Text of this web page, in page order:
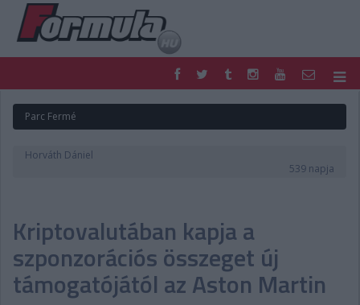
FORMULA
MOTOR
NEMZETKÖZI
DIGITÁLIS MAGAZIN
PONTÁLLÁSOK
VERSENYNAPTÁRAK
Parc Fermé
Horváth Dániel
539 napja
Kriptovalutában kapja a
szponzorációs összeget új
támogatójától az Aston Martin